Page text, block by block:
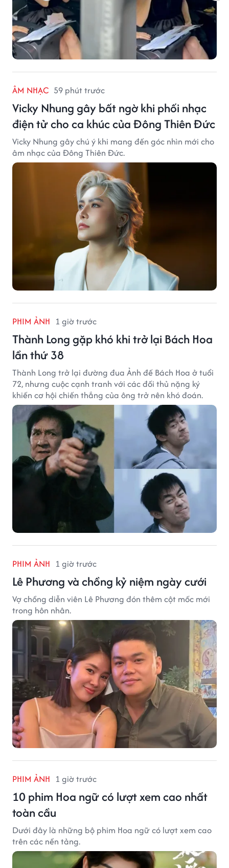
ÂM NHẠC 59 phút trước
Vicky Nhung gây bất ngờ khi phối nhạc
điện tử cho ca khúc của Đông Thiên Đức
Vicky Nhung gây chú ý khi mang đến góc nhìn mới cho
âm nhạc của Đông Thiên Đức.
PHIM ẢNH 1 giờ trước
Thành Long gặp khó khi trở lại Bách Hoa
lần thứ 38
Thành Long trở lại đường đua Ảnh đế Bách Hoa ở tuổi
72, nhưng cuộc cạnh tranh với các đối thủ nặng ký
khiến cơ hội chiến thắng của ông trở nên khó đoán.
PHIM ẢNH 1 giờ trước
Lê Phương và chồng kỷ niệm ngày cưới
Vợ chồng diễn viên Lê Phương đón thêm cột mốc mới
trong hôn nhân.
PHIM ẢNH 1 giờ trước
10 phim Hoa ngữ có lượt xem cao nhất
toàn cầu
Dưới đây là những bộ phim Hoa ngữ có lượt xem cao
trên các nền tảng.